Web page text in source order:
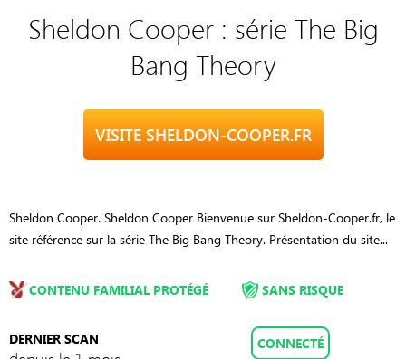
Sheldon Cooper : série The Big
Bang Theory
VISITE SHELDON-COOPER.FR
Sheldon Cooper. Sheldon Cooper Bienvenue sur Sheldon-Cooper.fr, le
site référence sur la série The Big Bang Theory. Présentation du site...
CONTENU FAMILIAL PROTÉGÉ
DERNIER SCAN
SANS RISQUE
CONNECTÉ